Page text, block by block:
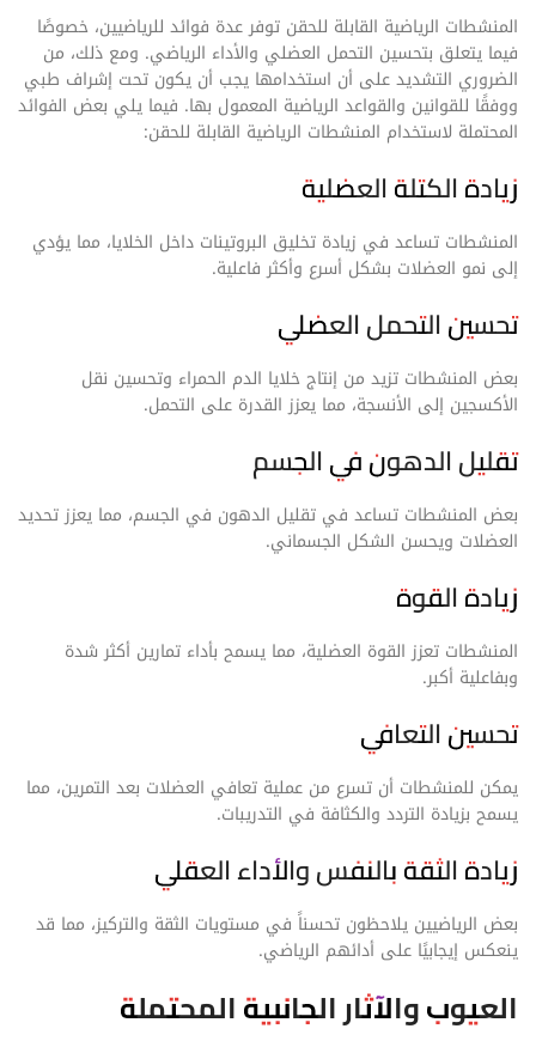
المنشطات الرياضية القابلة للحقن توفر عدة فوائد للرياضيين، خصوصًا
فيما يتعلق بتحسين التحمل العضلي والأداء الرياضي. ومع ذلك، من
الضروري التشديد على أن استخدامها يجب أن يكون تحت إشراف طبي
ووفقًا للقوانين والقواعد الرياضية المعمول بها. فيما يلي بعض الفوائد
المحتملة لاستخدام المنشطات الرياضية القابلة للحقن:
زيادة الكتلة العضلية
المنشطات تساعد في زيادة تخليق البروتينات داخل الخلايا، مما يؤدي
إلى نمو العضلات بشكل أسرع وأكثر فاعلية.
تحسين التحمل العضلي
بعض المنشطات تزيد من إنتاج خلايا الدم الحمراء وتحسين نقل
الأكسجين إلى الأنسجة، مما يعزز القدرة على التحمل.
تقليل الدهون في الجسم
بعض المنشطات تساعد في تقليل الدهون في الجسم، مما يعزز تحديد
العضلات ويحسن الشكل الجسماني.
زيادة القوة
المنشطات تعزز القوة العضلية، مما يسمح بأداء تمارين أكثر شدة
وبفاعلية أكبر.
تحسين التعافي
يمكن للمنشطات أن تسرع من عملية تعافي العضلات بعد التمرين، مما
يسمح بزيادة التردد والكثافة في التدريبات.
زيادة الثقة بالنفس والأداء العقلي
بعض الرياضيين يلاحظون تحسناً في مستويات الثقة والتركيز، مما قد
ينعكس إيجابيًا على أدائهم الرياضي.
العيوب والآثار الجانبية المحتملة